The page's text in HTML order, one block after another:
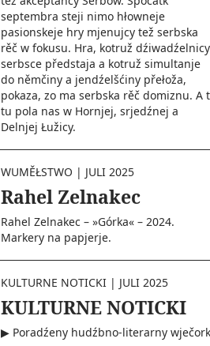
septembra steji nimo hłowneje
pasionskeje hry mjenujcy tež serbska
rěč w fokusu. Hra, kotruž dźiwadźelnicy
serbsce předstaja a kotruž simultanje
do němčiny a jendźelšćiny přełoža,
pokaza, zo ma serbska rěč domiznu. A
tu pola nas w Hornjej, srjedźnej a
Delnjej Łužicy.
WUMĚŁSTWO | JULI 2025
Rahel Zelnakec
Rahel Zelnakec – »Górka« – 2024.
Markery na papjerje.
KULTURNE NOTICKI| JULI 2025
KULTURNE NOTICKI
▶ Poradźeny hudźbno-literarny­ wječor­k